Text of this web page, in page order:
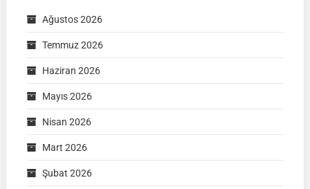
Ağustos 2026
Temmuz 2026
Haziran 2026
Mayıs 2026
Nisan 2026
Mart 2026
Şubat 2026